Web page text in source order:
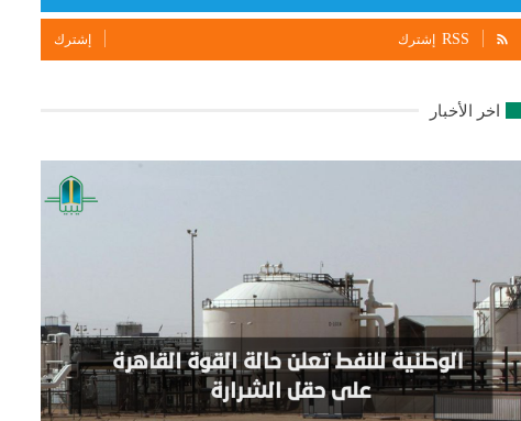
RSS إشترك إشترك
اخر الأخبار